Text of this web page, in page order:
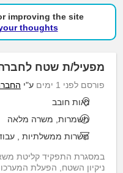
improving the site.
thoughts!
מפעיל/ת שטח
פורסם לפני 1 ימים ע"י
נאות חובב
משמרות, משרה מלאה
משרות ממשלתיות
במסגרת התפקיד קליטת
ניקיון השטח, הפעלת